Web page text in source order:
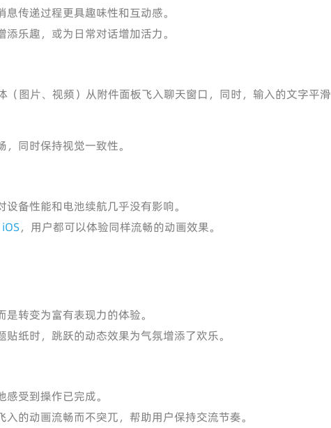
传递过程更具趣味性和互动感。
乐趣，或为日常对话增加活力。
（图片、视频）从附件面板飞入聊天窗口，同时，输入的文字平滑
同时保持视觉一致性。
备性能和电池续航几乎没有影响。
iOS，用户都可以体验同样流畅的动画效果。
转变为富有表现力的体验。
纸时，跳跃的动态效果为气氛增添了欢乐。
受到操作已完成。
的动画流畅而不突兀，帮助用户保持交流节奏。